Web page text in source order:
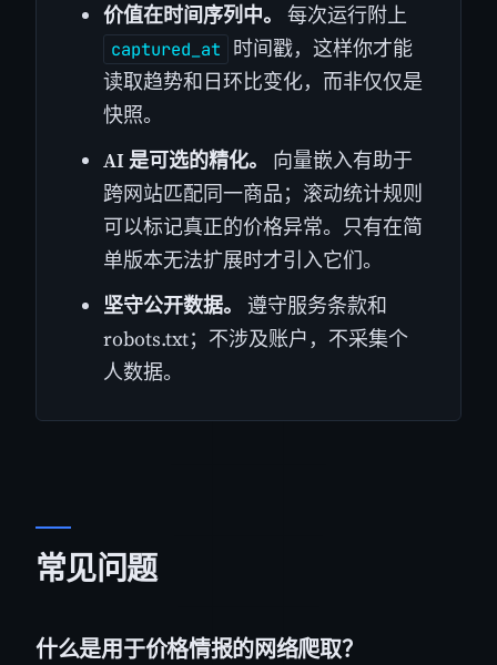
价值在时间序列中。 每次运行附上
captured_at
时间戳，这样你才能
读取趋势和日环比变化，而非仅仅是
快照。
AI 是可选的精化。
向量嵌入有助于
跨网站匹配同一商品；滚动统计规则
可以标记真正的价格异常。只有在简
单版本无法扩展时才引入它们。
坚守公开数据。 遵守服务条款和
robots.txt；不涉及账户，不采集个
人数据。
常见问题
什么是用于价格情报的网络爬取？